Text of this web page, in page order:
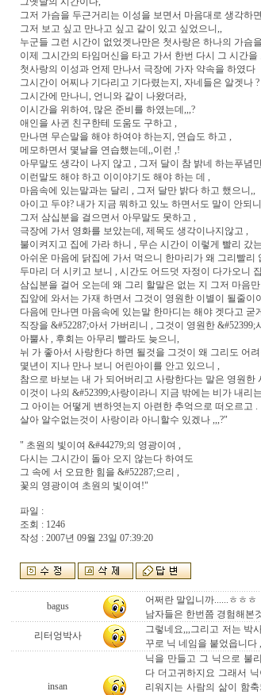
그저 가슴을 두근거리는 이성을 보면서 마음대로 생각하
그저 보고 싶고 만나고 싶고 같이 있고 싶었으니,,
누군들 그런 시간이 없었겟나만은 첫사랑은 하나의 가슴
이제 그시간의 타임머신을 타고 가서 한번 다시 그 시간을
첫사랑의 이성과 언제 만나서 극장에 가자 약속을 하였다
그시간이 어찌나 기다리고 기다렸는지, 자네들은 알겟나 ?
그시간에 만나니, 언니와 같이 나왔더라,
이시간을 위하여, 많은 준비를 하였는데,,,?
애인을 사귄 친구한테 도움도 구하고 ,
만나면 무슨말을 해야 하여야 하는지, 연습도 하고 ,
메모하면서 몇날을 연습했는데,,이런 ,!
아무말도 생각이 나지 않고 , 그저 달이 참 밝네 하는푸념
이런말도 해야 하고 이이야기도 해야 하는 데 ,
마음속에 있는말과는 달리 , 그저 달만 밝다 하고 했으니,,
아이고 두야? 내가 지금 뭐하고 있노 하면서도 말이 안되
그저 삼십분을 걸으면서 아무말도 못하고 ,
극장에 가서 영화를 보았는데, 제목도 생각이나지않고 ,
불이켜지고 집에 가라 하니 , 무슨 시간이 이렇게 빨리 갔
아쉬운 마음에 닭집에 가서 먹으니 한마리가 왜 그리빨리
두마리 더 시키고 보니 , 시간도 어드덧 자정이 다가오니
삼십분을 걸어 오는데 왜 그리 할말은 없는 지 그저 마음
집앞에 와서는 가재 하면서 그것이 영원한 이별이 될줄이
다음에 만나면 마음속에 있는말 한마디는 해야 겟다고 굳
직장을 &#52287;아서 가버리니 , 그것이 영원한 &#52399;
아뿔사 , 후회는 아무리 빨라도 늦으니,
뉘 가 좋아서 사랑한다 하면 될것을 그것이 왜 그리도 어
몇년이 지나 만나 보니 어린아이를 안고 있으니 ,
참으로 바보는 내 가 되어버리고 사랑한다는 말은 영원한
이것이 나의 &#52399;사랑이라니 지금 밖에는 비가 내리
그 아이는 어떻게 변하엿는지 아련한 추억으로 떠오르고 .
살아 알수없는것이 사랑이라 아니할수 있겠나 ,,,?"
" 초원의 빛이여 &#44279;의 영광이여 ,
다시는 그시간이 돌아 오지 않는다 하여도
그 속에 서 오묘한 힘을 &#52287;으리 ,
꽃의 영광이여 초원의 빛이여!"
파일 :
조회 : 1246
작성 : 2007년 09월 23일 07:39:20
bagus
어쩌란 말입니까......ㅎㅎㅎ
남자들은 한번쯤 경험해본
리터엉박사
그렇네요,,,그리고 저는 박
꾸로 닉 네임을 붙었읍니다
insan
닉을 만들고 그 닉으로 불
다 더고귀하지요 그래서
리워지는 사람의 삶이 함